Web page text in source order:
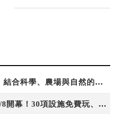
嘉義鹿草夏日探索趣！結合科學、農場與自然的親子小旅行
高雄最大親子遊樂園8/8開幕！30項設施免費玩、YOYO家族嗨翻暑假